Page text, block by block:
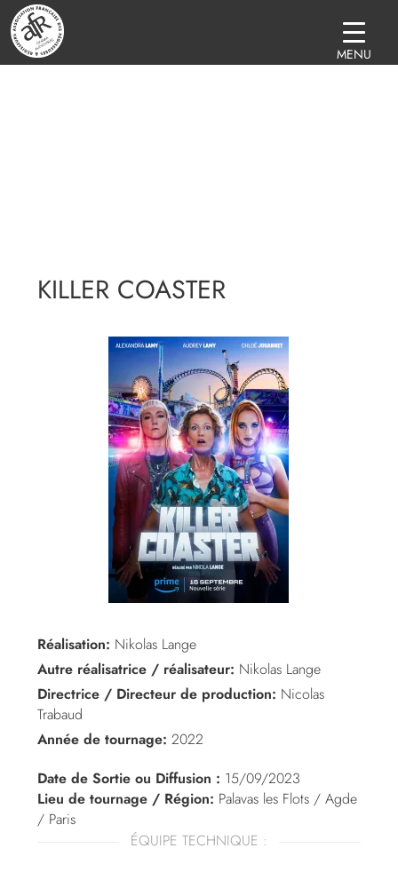
KILLER COASTER
Réalisation: Nikolas Lange
Autre réalisatrice / réalisateur: Nikolas Lange
Directrice / Directeur de production: Nicolas
Trabaud
Année de tournage: 2022
Date de Sortie ou Diffusion : 15/09/2023
Lieu de tournage / Région: Palavas les Flots / Agde
/ Paris
ÉQUIPE TECHNIQUE :
MENU